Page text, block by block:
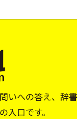
いへの答え、辞
入口です。